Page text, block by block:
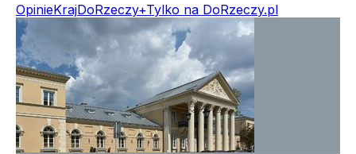
OpinieKrajDoRzeczy+Tylko na DoRzeczy.pl